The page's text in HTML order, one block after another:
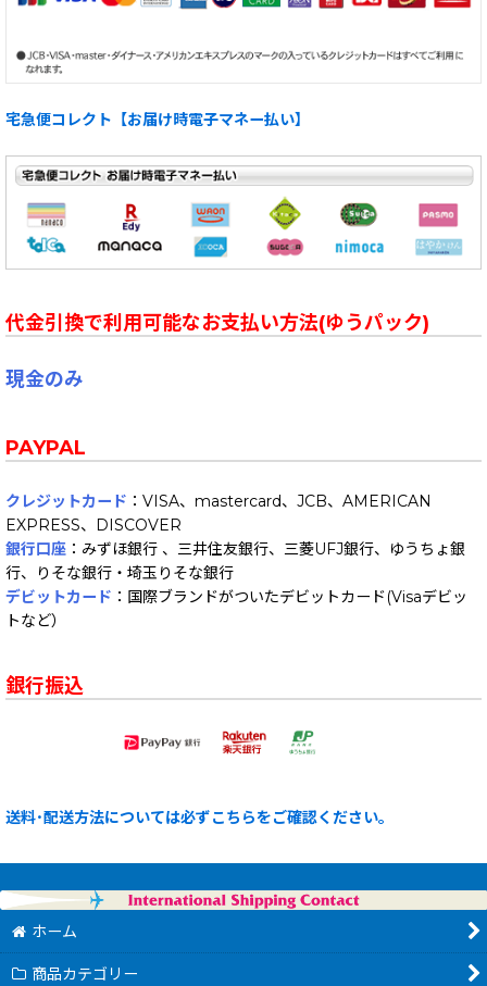
宅急便コレクト【お届け時電子マネー払い】
代金引換で利用可能なお支払い方法(ゆうパック)
現金のみ
PAYPAL
クレジットカード ：VISA、mastercard、JCB、AMERICAN
EXPRESS、DISCOVER
銀行口座 ：みずほ銀行 、三井住友銀行、三菱UFJ銀行、ゆうちょ銀
行、りそな銀行・埼玉りそな銀行
デビットカード ：国際ブランドがついたデビットカード(Visaデビッ
トなど）
銀行振込
送料･配送方法については必ずこちらをご確認ください。
ホーム
商品カテゴリー